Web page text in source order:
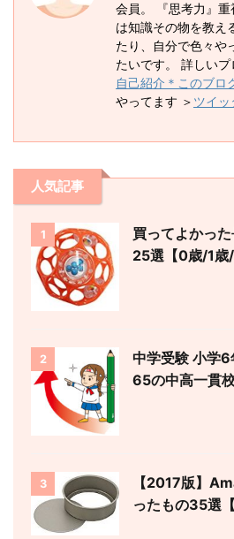
会員。 『思考力』
は知識その物を教え
たり、自分で色々や
たいです。 詳しい
自己紹介＊このブロ
やってます ＞ ツイッ
人気記事
1
買ってよかっ
25選【0歳/1歳/
2
中学受験 小学
65の中高一貫
3
【2017版】
ったもの35選